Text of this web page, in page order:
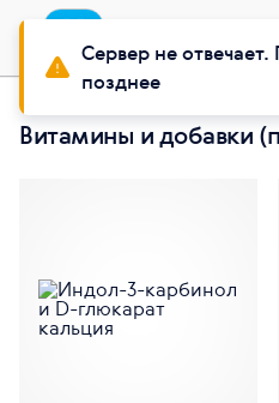
Buy Siberian
Сервер не
позднее